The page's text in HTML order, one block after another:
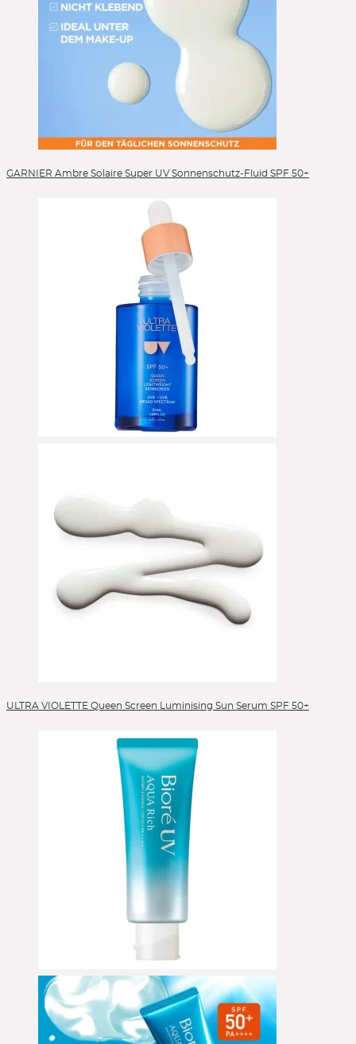
GARNIER Ambre Solaire Super UV Sonnenschutz-Fluid SPF 50+
ULTRA VIOLETTE Queen Screen Luminising Sun Serum SPF 50+